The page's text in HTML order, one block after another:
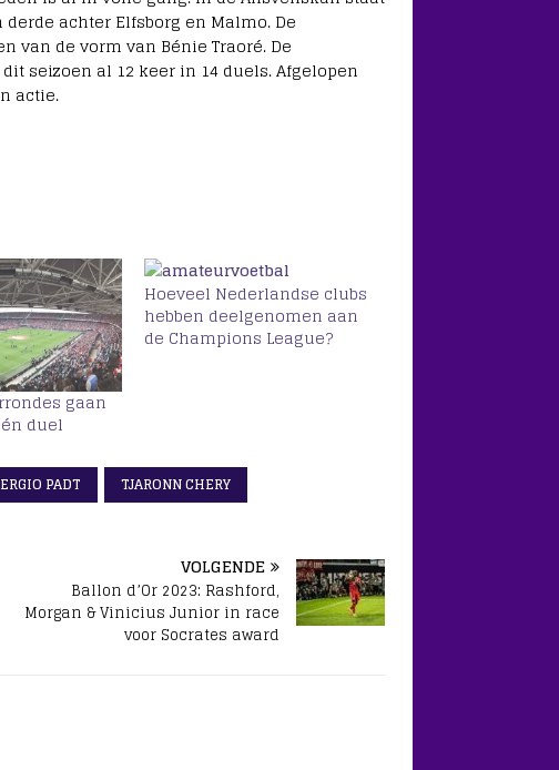
achter Elfsborg en Malmo. De
van de vorm van Bénie Traoré. De
seizoen al 12 keer in 14 duels. Afgelopen
actie.
gaan
duel
Hoeveel Nederlandse clubs
hebben deelgenomen aan
de Champions League?
PADT TJARONN CHERY
VOLGENDE
Ballon d’Or 2023: Rashford,
Morgan & Vinicius Junior in race
voor Socrates award